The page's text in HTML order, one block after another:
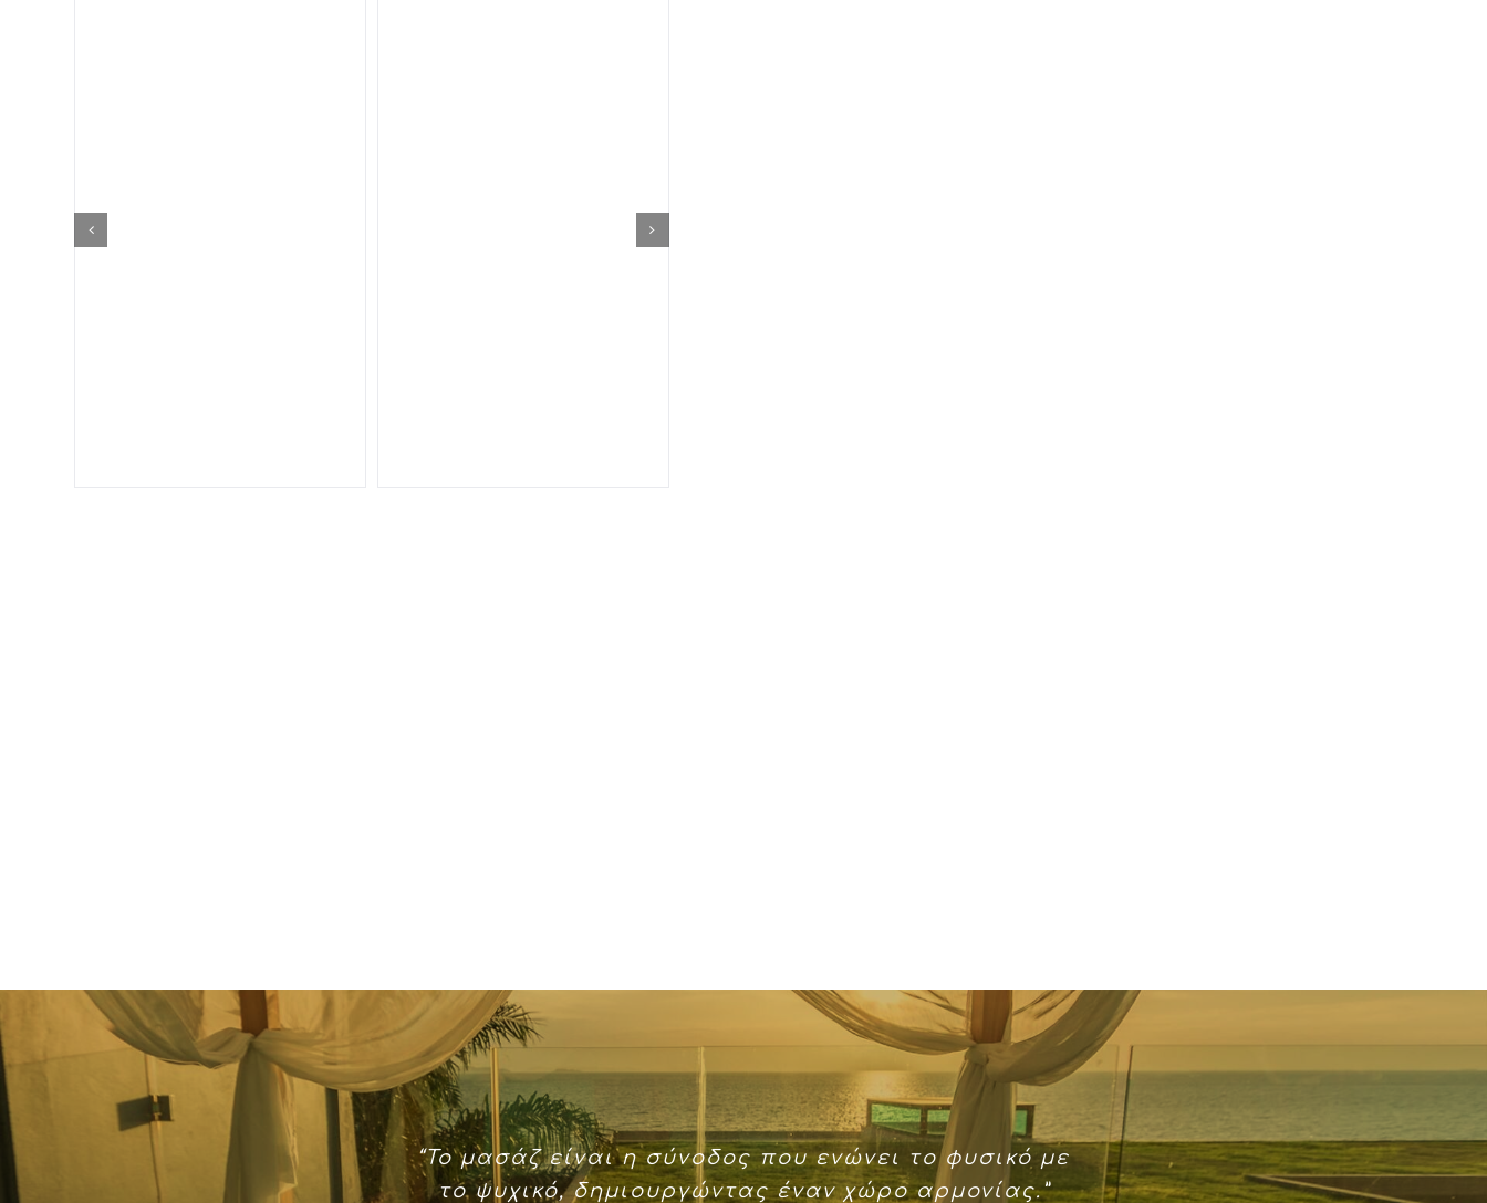
“Το μασάζ είναι η σύνοδος που ενώνει το φυσικό με
το ψυχικό, δημιουργώντας έναν χώρο αρμονίας.”